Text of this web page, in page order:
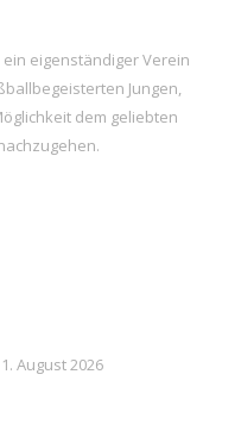
ein eigenständiger Verein
Jungen,
dem geliebten
August 2026